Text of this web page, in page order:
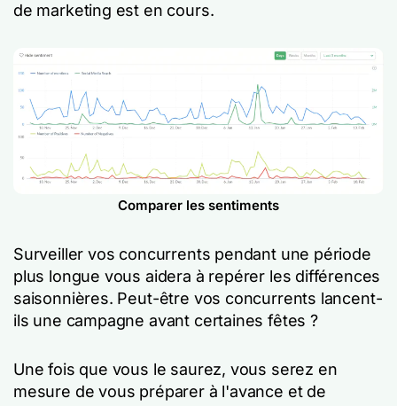
de marketing est en cours.
Comparer les sentiments
Surveiller vos concurrents pendant une période
plus longue vous aidera à repérer les différences
saisonnières. Peut-être vos concurrents lancent-
ils une campagne avant certaines fêtes ?
Une fois que vous le saurez, vous serez en
mesure de vous préparer à l'avance et de